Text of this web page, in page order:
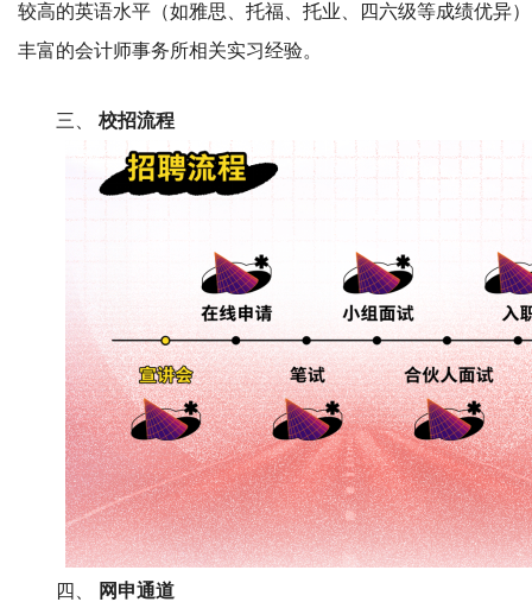
较高的英语水平（如雅思、托福、托业、四六级等成绩优异
丰富的会计师事务所相关实习经验。
三、 校招流程
四、 网申通道